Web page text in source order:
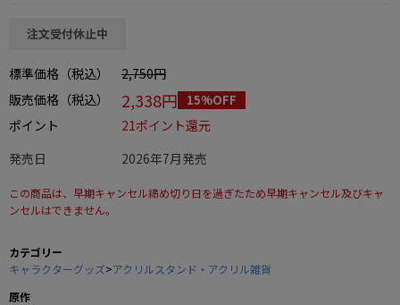
この商品をシェアする
注文受付休止中
標準価格（税込）
2,750円
販売価格（税込）
2,338円 15%OFF
ポイント
21ポイント還元
発売日
2026年7月発売
この商品は、早期キャンセル締め切り日を過ぎたため早期キャンセル及びキャ
ンセルはできません。
カテゴリー
キャラクターグッズ>アクリルスタンド・アクリル雑貨
原作